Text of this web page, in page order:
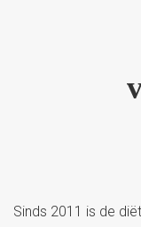
Sinds 2011 is de